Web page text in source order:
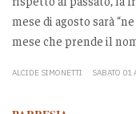
mese di agosto sarà
mese che prende il
ALCIDE SIMONETTI SABATO 01